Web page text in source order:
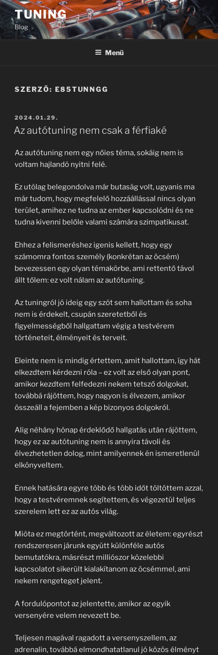
Tartalomhoz
TUNING
Blog
Menü
SZERZŐ: E85TUNNGG
BEKÜLDVE:
2024.01.29.
Az autótuning nem csak a férfiaké
Az autótuning nem egy nőies téma, sokáig nem is
voltam hajlandó nyitni felé.
Ez utólag belegondolva már butaság volt, ugyanis ma
már tudom, hogy megfelelő hozzáállással nincs olyan
terület, amihez ne tudna az ember kapcsolódni és ne
tudna kivenni belőle valami számára szimpatikusat.
Ehhez a felismeréshez igenis kellett, hogy egy
számomra fontos személy (konkrétan az öcsém)
bevezessen egy olyan témakörbe, ami rettentő távol
állt tőlem: ez volt nálam az autótuning.
Az tuningról jó ideig egy szót sem hallottam és soha
nem is érdekelt, csupán szeretetből és
figyelmességből hallgattam végig a testvérem
történeteit, élményeit és terveit.
Eleinte nem is mindig értettem, amit hallottam, így hát
elkezdtem kérdezni róla – ez volt az első olyan pont,
amikor kezdtem felfedezni nekem tetsző dolgokat,
továbbá rájöttem, hogy nagyon is élvezem, amikor
összeáll a fejemben a kép bizonyos dolgokról.
Alig néhány hónap érdeklődő hallgatás után rájöttem,
hogy ez az autótuning nem is annyira távoli és
élvezhetetlen dolog, mint amilyennek én ismeretlenül
elkönyveltem.
Ennek hatására egyre több és több időt töltöttem azzal,
hogy a testvéremnek segítettem, és végezetül teljes
szerelem lett ez az autós világ.
Mióta ez megtörtént, megváltozott az életem: egyrészt
rendszeresen járunk együtt különféle autós
bemutatókra, másrészt milliószor közelebbi
kapcsolatot sikerült kialakítanom az öcsémmel, ami
nekem rengeteget jelent.
A fordulópontot az jelentette, amikor az egyik
versenyére velem nevezett be.
Teljesen magával ragadott a versenyszellem, az
adrenalin, továbbá elmondhatatlanul jó közös élményt